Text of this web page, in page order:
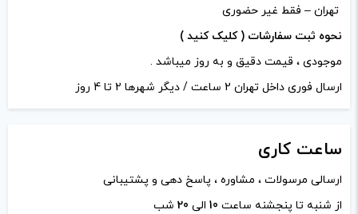
تهران – فقط غیر حضوری
نحوه ثبت سفارشات ( کلیک کنید )
موجودی ، قیمت دقیق و به روز میباشد .
ارسال فوری داخل تهران 2 ساعت / دیگر شهرها 2 تا 4 روز
ساعت کاری
ارسالی مرسولات ، مشاوره ، پاسخ دهی و پشتیبانی
از شنبه تا پنجشنه ساعت 10 الی 20 شب